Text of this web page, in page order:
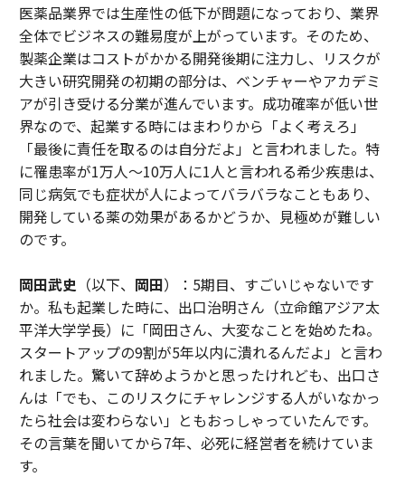
医薬品業界では生産性の低下が問題になっており、業界
全体でビジネスの難易度が上がっています。そのため、
製薬企業はコストがかかる開発後期に注力し、リスクが
大きい研究開発の初期の部分は、ベンチャーやアカデミ
アが引き受ける分業が進んでいます。成功確率が低い世
界なので、起業する時にはまわりから「よく考えろ」
「最後に責任を取るのは自分だよ」と言われました。特
に罹患率が1万人～10万人に1人と言われる希少疾患は、
同じ病気でも症状が人によってバラバラなこともあり、
開発している薬の効果があるかどうか、見極めが難しい
のです。
岡田武史 （以下、 岡田）：5期目、すごいじゃないです
か。私も起業した時に、出口治明さん（立命館アジア太
平洋大学学長）に「岡田さん、大変なことを始めたね。
スタートアップの9割が5年以内に潰れるんだよ」と言わ
れました。驚いて辞めようかと思ったけれども、出口さ
んは「でも、このリスクにチャレンジする人がいなかっ
たら社会は変わらない」ともおっしゃっていたんです。
その言葉を聞いてから7年、必死に経営者を続けていま
す。